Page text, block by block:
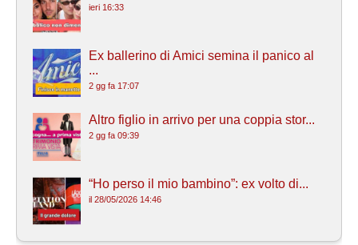
ieri 16:33
Ex ballerino di Amici semina il panico al
...
2 gg fa 17:07
Altro figlio in arrivo per una coppia stor...
2 gg fa 09:39
“Ho perso il mio bambino”: ex volto di...
il 28/05/2026 14:46